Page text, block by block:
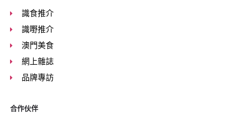
識食推介
識嘢推介
澳門美食
網上雜誌
品牌專訪
合作伙伴